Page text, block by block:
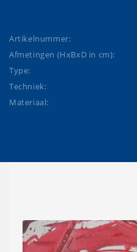
Artikelnummer:
Afmetingen (HxBxD in cm):
Type:
Techniek:
Materiaal: